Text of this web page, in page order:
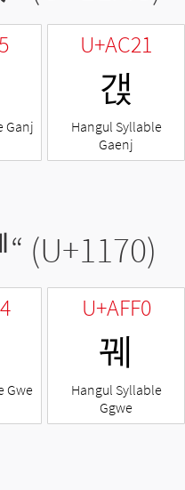
Ganj
U+AC21
갡
Hangul Syllable
Gaenj
“ (U+1170)
Gwe
U+AFF0
꿰
Hangul Syllable
Ggwe